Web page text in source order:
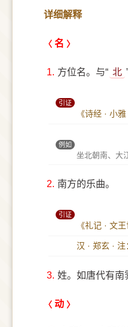
详细解释
名
1. 方位名。与“ 北
引证
《诗经 · 小
例如
坐北朝南、大
2. 南方的乐曲。
引证
《礼记 · 文
汉 · 郑玄 ·
3. 姓。如唐代有南
动